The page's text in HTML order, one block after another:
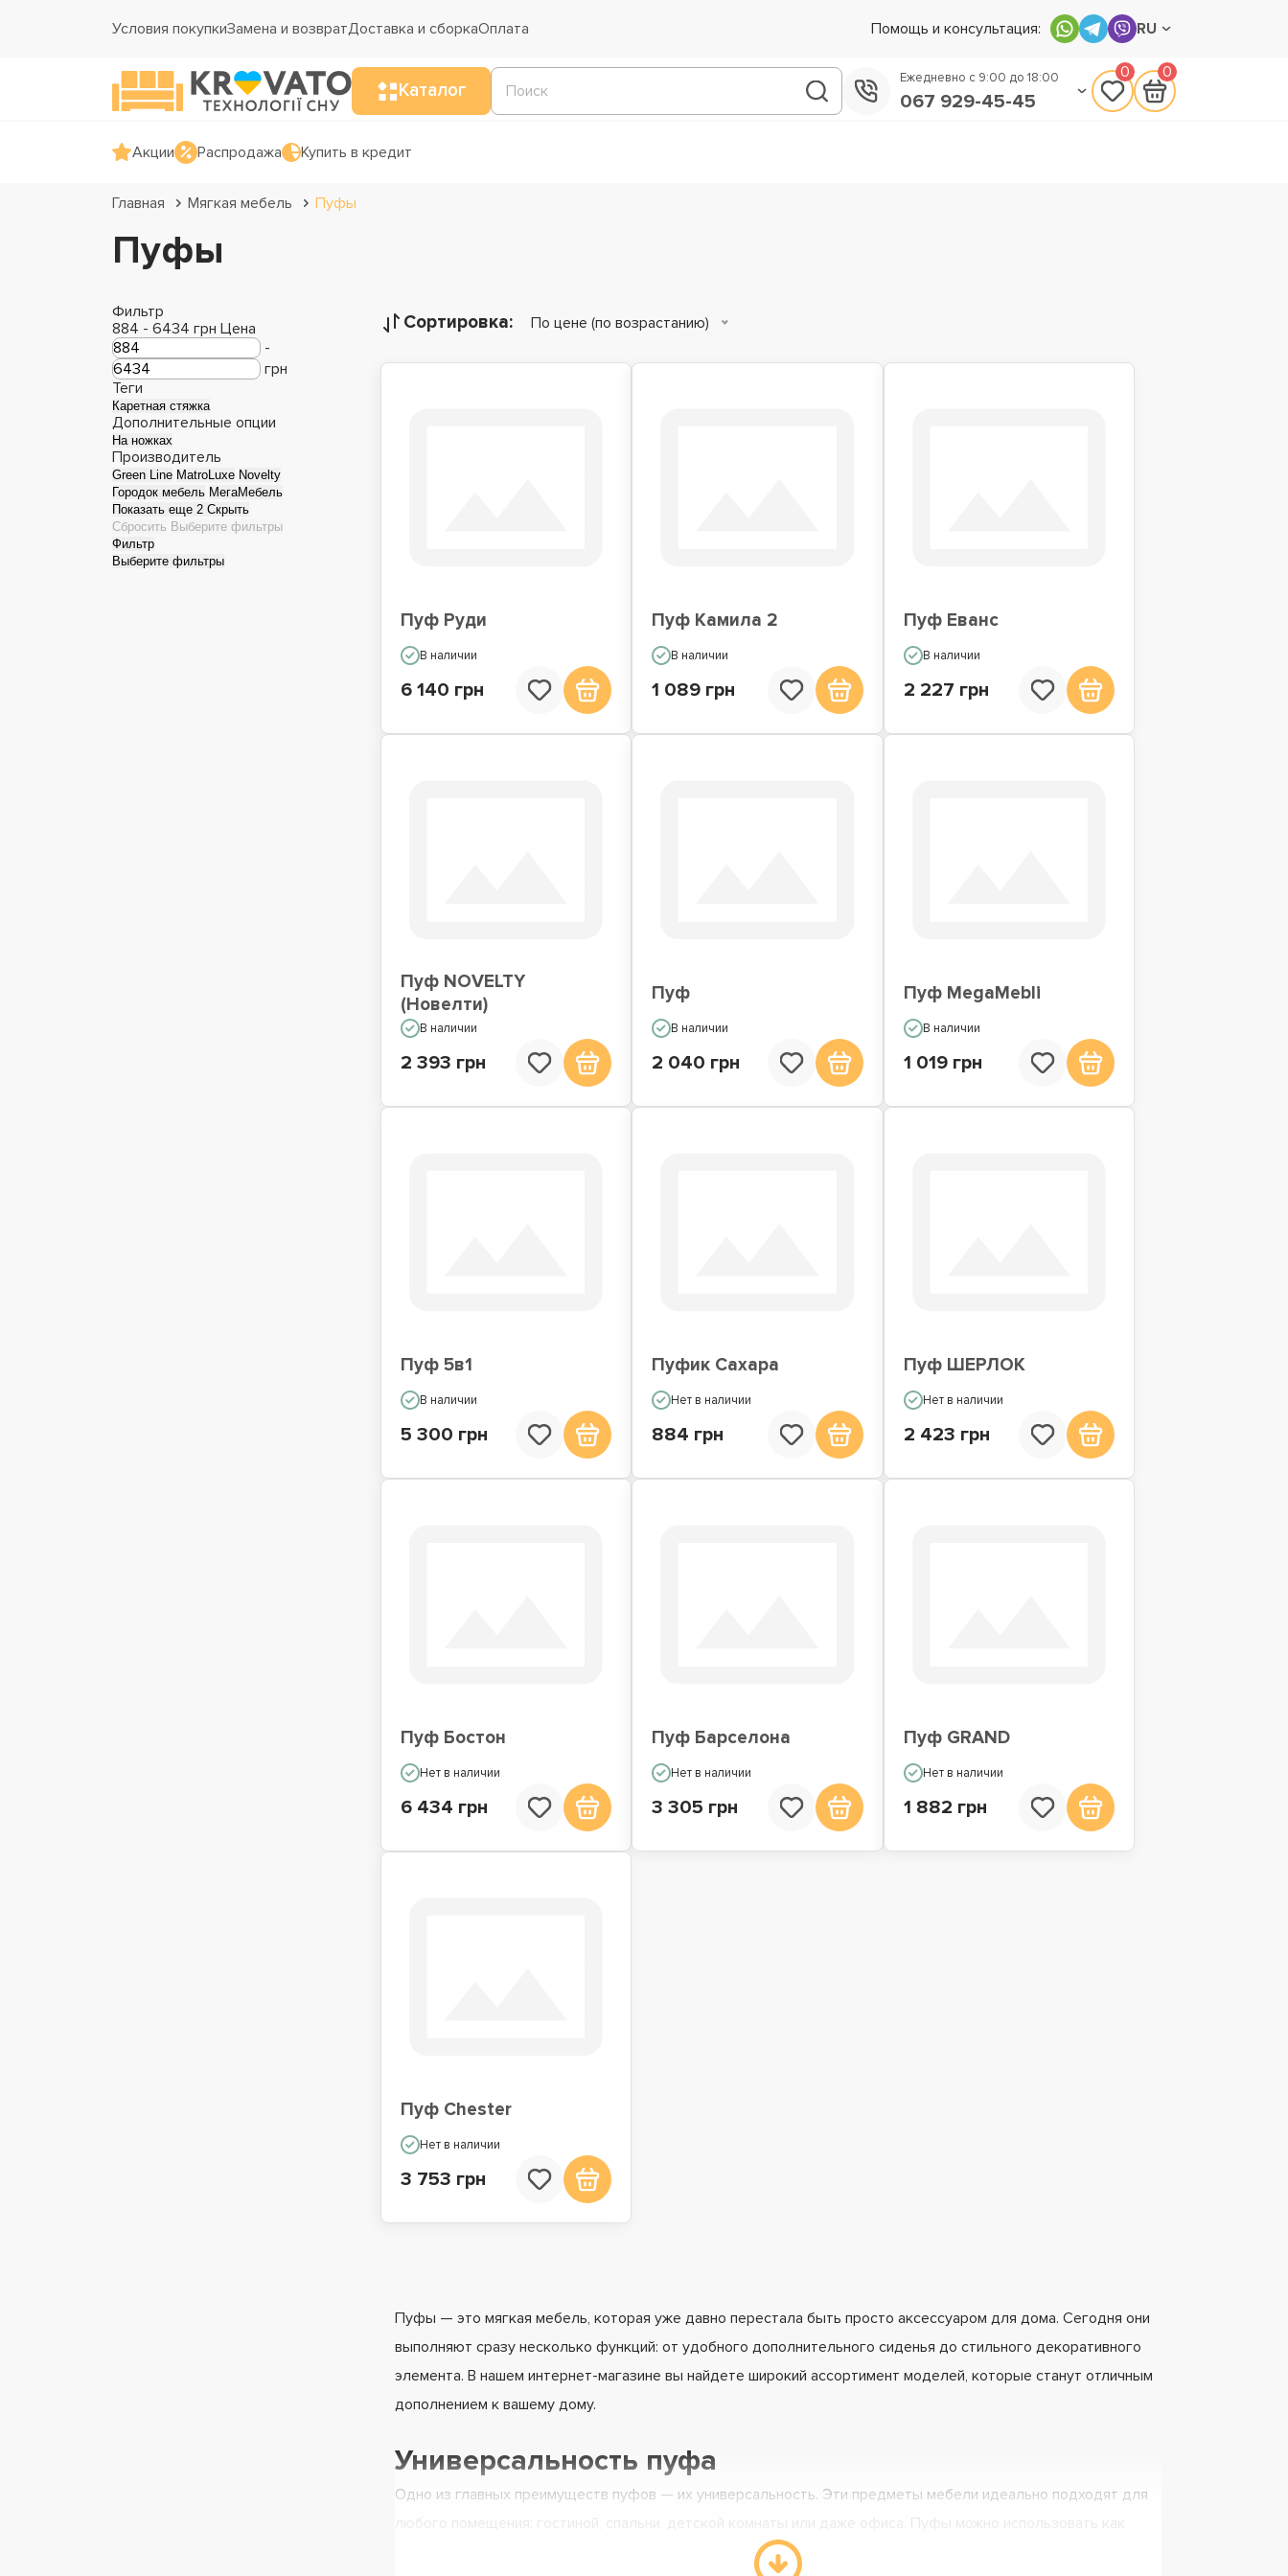
Условия покупкиЗамена и возвратДоставка и сборкаОплата Помощь и консультация: RU
Каталог
Ежедневно с 9:00 до 18:00
067 929-45-45
0 0
Акции Распродажа Купить в кредит
Главная Мягкая мебель Пуфы
Пуфы
Фильтр
884 - 6434 грн Цена
-
грн
Теги
Каретная стяжка
Дополнительные опции
На ножках
Производитель
Green Line MatroLuxe Novelty
Городок мебель МегаМебель
Показать еще 2 Скрыть
Сбросить Выберите фильтры
Фильтр
Выберите фильтры
Сортировка: По цене (по возрастанию)
Пуф Руди
В наличии
6 140 грн
Пуф Камила 2
В наличии
1 089 грн
Пуф Еванс
В наличии
2 227 грн
Пуф NOVELTY
(Новелти)
В наличии
2 393 грн
Пуф
В наличии
2 040 грн
Пуф MegaMebli
В наличии
1 019 грн
Пуф 5в1
В наличии
5 300 грн
Пуфик Сахара
Нет в наличии
884 грн
Пуф ШЕРЛОК
Нет в наличии
2 423 грн
Пуф Бостон
Нет в наличии
6 434 грн
Пуф Барселона
Нет в наличии
3 305 грн
Пуф GRAND
Нет в наличии
1 882 грн
Пуф Chester
Нет в наличии
3 753 грн
Пуфы — это мягкая мебель, которая уже давно перестала быть просто аксессуаром для дома. Сегодня они
выполняют сразу несколько функций: от удобного дополнительного сиденья до стильного декоративного
элемента. В нашем интернет-магазине вы найдете широкий ассортимент моделей, которые станут отличным
дополнением к вашему дому.
Универсальность пуфа
Одно из главных преимуществ пуфов — их универсальность. Эти предметы мебели идеально подходят для
любого помещения: гостиной, спальни, детской комнаты или даже офиса. Пуфы можно использовать как
удобное сиденье, подставку для ног или даже импровизированный журнальный столик. Благодаря